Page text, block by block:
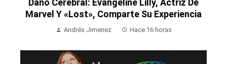
Marvel Y «Lost», Comparte Su Experiencia
Andrés Jimenez Hace 16 horas